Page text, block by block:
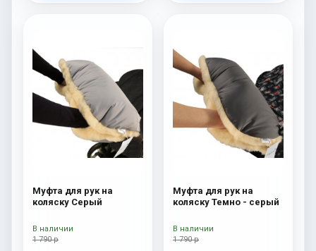
Муфта для рук на
коляску Серый
1 790 р
В наличии
Муфта для рук на
коляску Темно - серый
1 790 р
В наличии